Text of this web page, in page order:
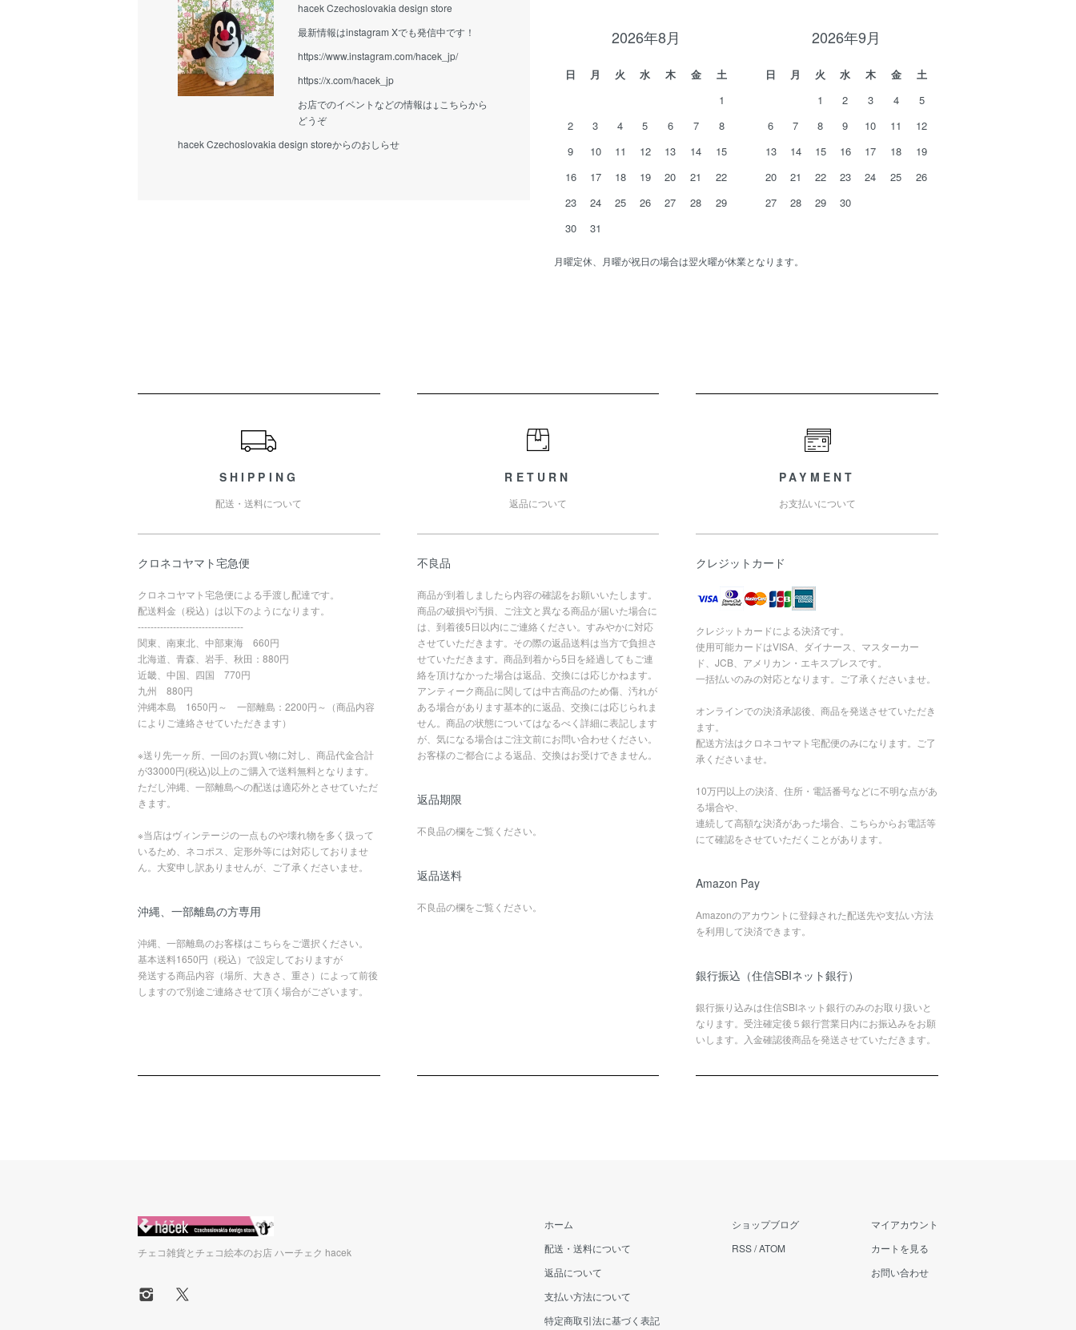
hacek Czechoslovakia design store
最新情報はinstagram Xでも発信中です！
https://www.instagram.com/hacek_jp/
https://x.com/hacek_jp
お店でのイベントなどの情報は↓こちらから
どうぞ
hacek Czechoslovakia design storeからのおしらせ
2026年8月
日 月 火 水 木 金
土
1
2
3 4 5 6 7
8
9
10 11 12 13 14
15
16
17 18 19 20 21
22
23
24 25 26 27 28
29
30
31
2026年9月
日 月 火 水 木 金
土
1
2 3 4
5
6
7 8 9 10 11
12
13
14 15 16 17 18
19
20
21 22 23 24 25
26
27
28 29 30
月曜定休、月曜が祝日の場合は翌火曜が休業となります。
SHIPPING
配送・送料について
クロネコヤマト宅急便
クロネコヤマト宅急便による手渡し配達です。
配送料金（税込）は以下のようになります。
---------------------------------
関東、南東北、中部東海 660円
北海道、青森、岩手、秋田：880円
近畿、中国、四国 770円
九州 880円
沖縄本島 1650円～ 一部離島：2200円～（商品内容
によりご連絡させていただきます）
※送り先一ヶ所、一回のお買い物に対し、商品代金合計
が33000円(税込)以上のご購入で送料無料となります。
ただし沖縄、一部離島への配送は適応外とさせていただ
きます。
※当店はヴィンテージの一点ものや壊れ物を多く扱って
いるため、ネコポス、定形外等には対応しておりませ
ん。大変申し訳ありませんが、ご了承くださいませ。
沖縄、一部離島の方専用
沖縄、一部離島のお客様はこちらをご選択ください。
基本送料1650円（税込）で設定しておりますが
発送する商品内容（場所、大きさ、重さ）によって前後
しますので別途ご連絡させて頂く場合がございます。
RETURN
返品について
不良品
商品が到着しましたら内容の確認をお願いいたします。
商品の破損や汚損、ご注文と異なる商品が届いた場合に
は、到着後5日以内にご連絡ください。すみやかに対応
させていただきます。その際の返品送料は当方で負担さ
せていただきます。商品到着から5日を経過してもご連
絡を頂けなかった場合は返品、交換には応じかねます。
アンティーク商品に関しては中古商品のため傷、汚れが
ある場合があります基本的に返品、交換には応じられま
せん。商品の状態についてはなるべく詳細に表記します
が、気になる場合はご注文前にお問い合わせください。
お客様のご都合による返品、交換はお受けできません。
返品期限
不良品の欄をご覧ください。
返品送料
不良品の欄をご覧ください。
PAYMENT
お支払いについて
クレジットカード
クレジットカードによる決済です。
使用可能カードはVISA、ダイナース、マスターカー
ド、JCB、アメリカン・エキスプレスです。
一括払いのみの対応となります。ご了承くださいませ。
オンラインでの決済承認後、商品を発送させていただき
ます。
配送方法はクロネコヤマト宅配便のみになります。ご了
承くださいませ。
10万円以上の決済、住所・電話番号などに不明な点があ
る場合や、
連続して高額な決済があった場合、こちらからお電話等
にて確認をさせていただくことがあります。
Amazon Pay
Amazonのアカウントに登録された配送先や支払い方法
を利用して決済できます。
銀行振込（住信SBIネット銀行）
銀行振り込みは住信SBIネット銀行のみのお取り扱いと
なります。受注確定後５銀行営業日内にお振込みをお願
いします。入金確認後商品を発送させていただきます。
チェコ雑貨とチェコ絵本のお店 ハーチェク hacek
ホーム
配送・送料について
返品について
支払い方法について
特定商取引法に基づく表記
ショップブログ
RSS/ATOM
マイアカウント
カートを見る
お問い合わせ